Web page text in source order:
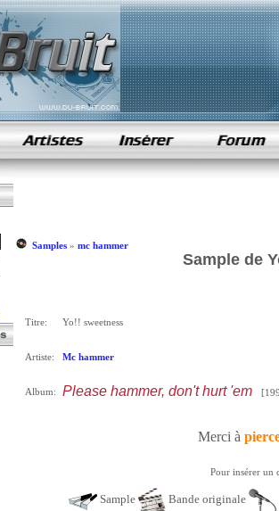
samples de rap
Samples» mc hammer
Sample de
Titre: Yo!! sweetness
Artiste: Mc hammer
Album: Please hammer, don't hurt 'em
Merci à
Pour insérer un
Sample Bande originale